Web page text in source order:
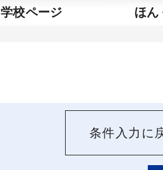
学校ページ ほん
条件入力に